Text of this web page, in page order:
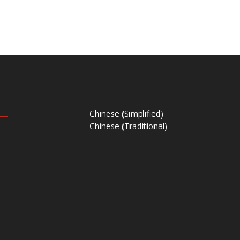
Chinese (Simplified)
Chinese (Traditional)